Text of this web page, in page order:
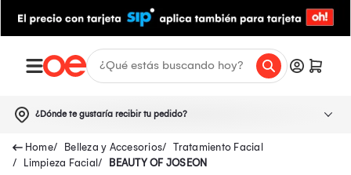
¿Dónde te gustaría recibir tu pedido?
Belleza y Accesorios
Tratamiento Facial
Limpieza Facial
BEAUTY OF JOSEON